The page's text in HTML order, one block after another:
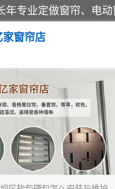
家窗帘店